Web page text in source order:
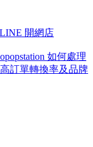
開網店
如何處理
訂單轉換率及品牌